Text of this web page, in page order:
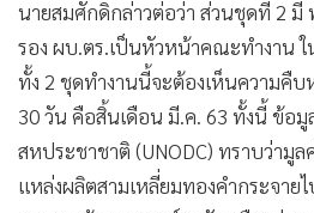
นายสมศักดิ์กล่าวต่อว่า ส่วนชุดที่ 2 มี
รอง ผบ.ตร.เป็นหัวหน้าคณะทำงาน ใ
ทั้ง 2 ชุดทำงานนี้จะต้องเห็นความคืบ
30 วัน คือสิ้นเดือน มี.ค. 63 ทั้งนี้ ข้อ
สหประชาชาติ (UNODC) ทราบว่ามู
แหล่งผลิตสามเหลี่ยมทองคำกระจาย